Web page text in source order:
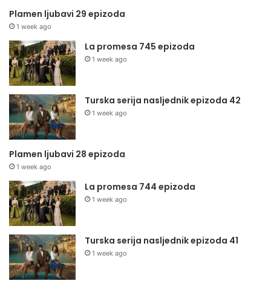
Plamen ljubavi 29 epizoda
1 week ago
La promesa 745 epizoda
1 week ago
Turska serija nasljednik epizoda 42
1 week ago
Plamen ljubavi 28 epizoda
1 week ago
La promesa 744 epizoda
1 week ago
Turska serija nasljednik epizoda 41
1 week ago